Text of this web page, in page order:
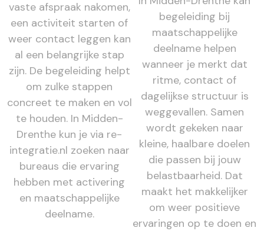
vaste afspraak nakomen,
een activiteit starten of
weer contact leggen kan
al een belangrijke stap
zijn. De begeleiding helpt
om zulke stappen
concreet te maken en vol
te houden. In Midden-
Drenthe kun je via re-
integratie.nl zoeken naar
bureaus die ervaring
hebben met activering
en maatschappelijke
deelname.
begeleiding bij
maatschappelijke
deelname helpen
wanneer je merkt dat
ritme, contact of
dagelijkse structuur is
weggevallen. Samen
wordt gekeken naar
kleine, haalbare doelen
die passen bij jouw
belastbaarheid. Dat
maakt het makkelijker
om weer positieve
ervaringen op te doen en